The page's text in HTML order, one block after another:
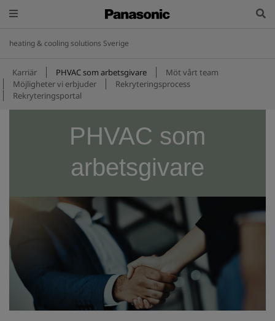
heating & cooling solutions Sverige
Karriär PHVAC som arbetsgivare
Möt vårt team
Möjligheter vi erbjuder
Rekryteringsprocess
Rekryteringsportal
PHVAC som
arbetsgivare